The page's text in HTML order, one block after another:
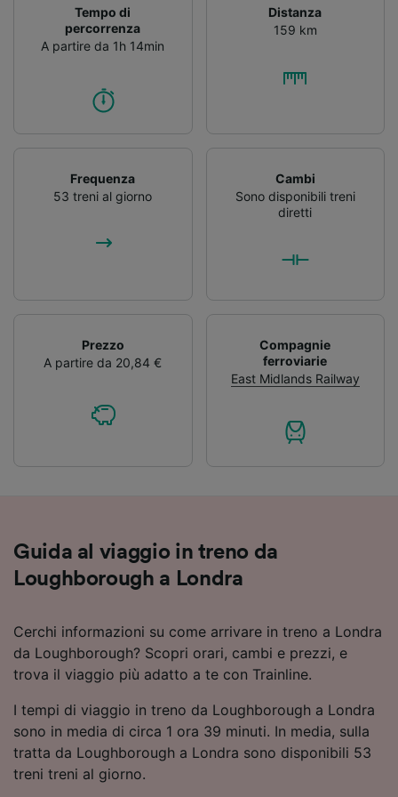
Tempo di
percorrenza
A partire da 1h 14min
Distanza
159 km
Frequenza
53 treni al giorno
Cambi
Sono disponibili treni
diretti
Prezzo
A partire da 20,84 €
Compagnie
ferroviarie
East Midlands Railway
Guida al viaggio in treno da
Loughborough a Londra
Cerchi informazioni su come arrivare in treno a Londra
da Loughborough? Scopri orari, cambi e prezzi, e
trova il viaggio più adatto a te con Trainline.
I tempi di viaggio in treno da Loughborough a Londra
sono in media di circa 1 ora 39 minuti. In media, sulla
tratta da Loughborough a Londra sono disponibili 53
treni treni al giorno.
accedervi. Pubblicità e contenuti
personalizzati, misurazione delle prestazioni
dei contenuti e degli annunci, ricerche sul
Elenco dei partner (fornitori)